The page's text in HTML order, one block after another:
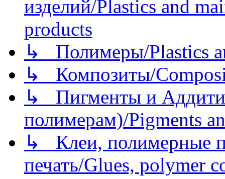
изделий/Plastics and
products
↳ Полимеры/Plastics
↳ Композиты/
↳ Пигменты и
полимерам)/Pigments
↳ Клеи, полимерные
печать/Glues, polymer